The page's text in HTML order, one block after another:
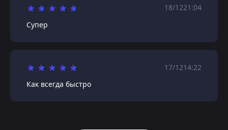
18/1221:04
Супер
17/1214:22
Как всегда быстро